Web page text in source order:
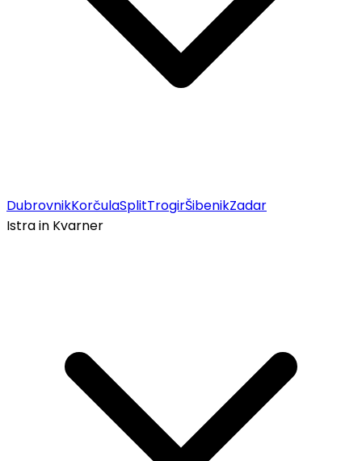
DubrovnikKorčulaSplitTrogirŠibenikZadar
Istra in Kvarner